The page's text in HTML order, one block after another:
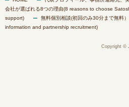
会社が選ばれる8つの理由(8 reasons to choose
support)
無料個別相談(初回のみ30分まで無料
information and partnership recruitment)
Copyright ©